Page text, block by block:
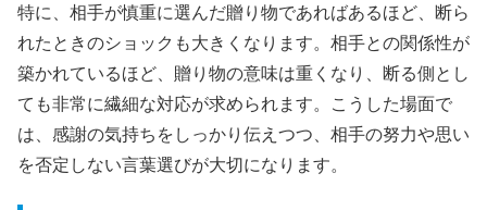
特に、相手が慎重に選んだ贈り物であればあるほど、断ら
れたときのショックも大きくなります。相手との関係性が
築かれているほど、贈り物の意味は重くなり、断る側とし
ても非常に繊細な対応が求められます。こうした場面で
は、感謝の気持ちをしっかり伝えつつ、相手の努力や思い
を否定しない言葉選びが大切になります。